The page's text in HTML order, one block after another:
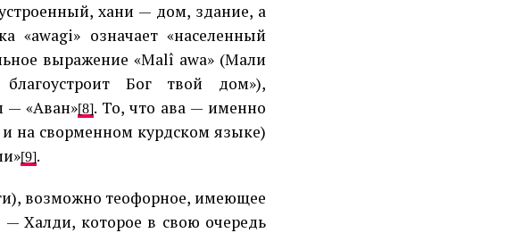
хани — дом, здание, а
«awagi» означает «населенный
выражение «Malî awa» (Мали
Бог твой дом»),
— «Аван»[8]. То, что ава — именно
на сворменном курдском языке)
[9].
возможно теофорное, имеющее
— Халди, которое в свою очередь